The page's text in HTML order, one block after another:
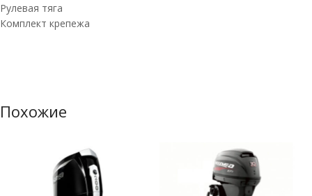
Рулевая тяга
Комплект крепежа
Похожие